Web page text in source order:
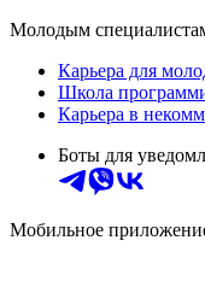
Молодым
Карьера для
Школа
Карьера в
Боты для
Мобильное